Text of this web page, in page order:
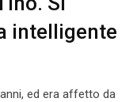
intelligente
ed era affetto da